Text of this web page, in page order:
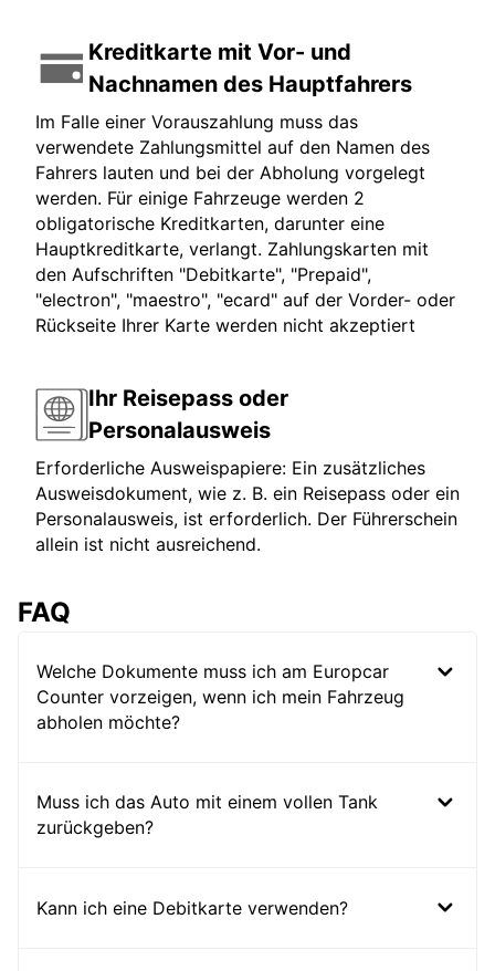
Kreditkarte mit Vor- und
Nachnamen des Hauptfahrers
Im Falle einer Vorauszahlung muss das
verwendete Zahlungsmittel auf den Namen des
Fahrers lauten und bei der Abholung vorgelegt
werden. Für einige Fahrzeuge werden 2
obligatorische Kreditkarten, darunter eine
Hauptkreditkarte, verlangt. Zahlungskarten mit
den Aufschriften "Debitkarte", "Prepaid",
"electron", "maestro", "ecard" auf der Vorder- oder
Rückseite Ihrer Karte werden nicht akzeptiert
Ihr Reisepass oder
Personalausweis
Erforderliche Ausweispapiere: Ein zusätzliches
Ausweisdokument, wie z. B. ein Reisepass oder ein
Personalausweis, ist erforderlich. Der Führerschein
allein ist nicht ausreichend.
FAQ
Welche Dokumente muss ich am Europcar
Counter vorzeigen, wenn ich mein Fahrzeug
abholen möchte?
Muss ich das Auto mit einem vollen Tank
zurückgeben?
Kann ich eine Debitkarte verwenden?